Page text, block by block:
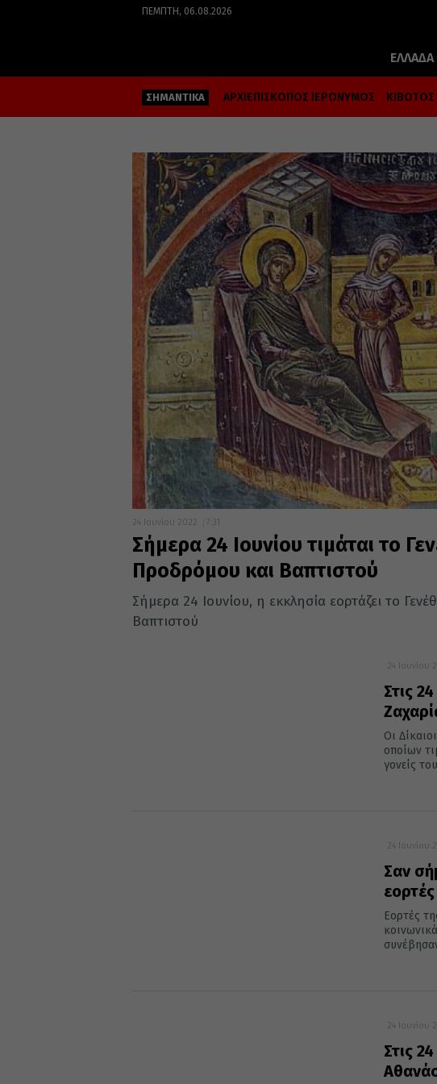
ΠΈΜΠΤΗ, 06.08.2026
ΕΛΛΑΔΑ
ΣΗΜΑΝΤΙΚΑ ΑΡΧΙΕΠΙΣΚΟΠΟΣ ΙΕΡΩΝΥΜΟΣ
24 Ιουνίου 2022 7:31
Σήμερα 24 Ιουνίου τιμάται το
Προδρόμου και Βαπτιστού
Σήμερα 24 Ιουνίου, η εκκλησία εορτάζει το
Βαπτιστού
24 Ιουνίου
Στις
Οι
οποίων
γονείς
24 Ιουνίου
Σαν
Εορτές
24 Ιουνίου
Στις